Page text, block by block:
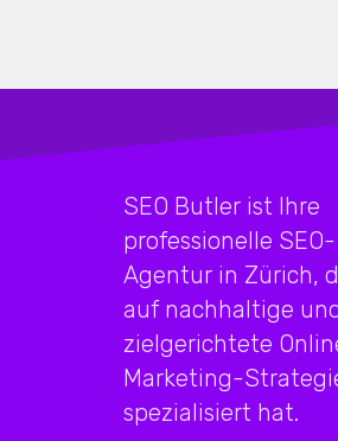
SEO Butler ist Ihre
professionelle SEO-
Agentur in Zürich,
auf nachhaltige
zielgerichtete
Marketing-
spezialisiert hat.